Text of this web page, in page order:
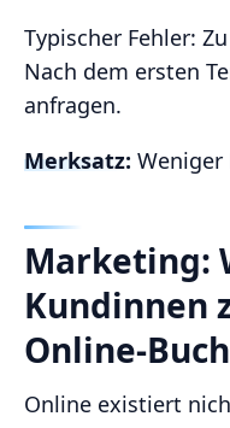
Typischer Fehler:
Nach dem ersten
anfragen.
Merksatz: Weniger
Marketing:
Kundinnen
Online existiert